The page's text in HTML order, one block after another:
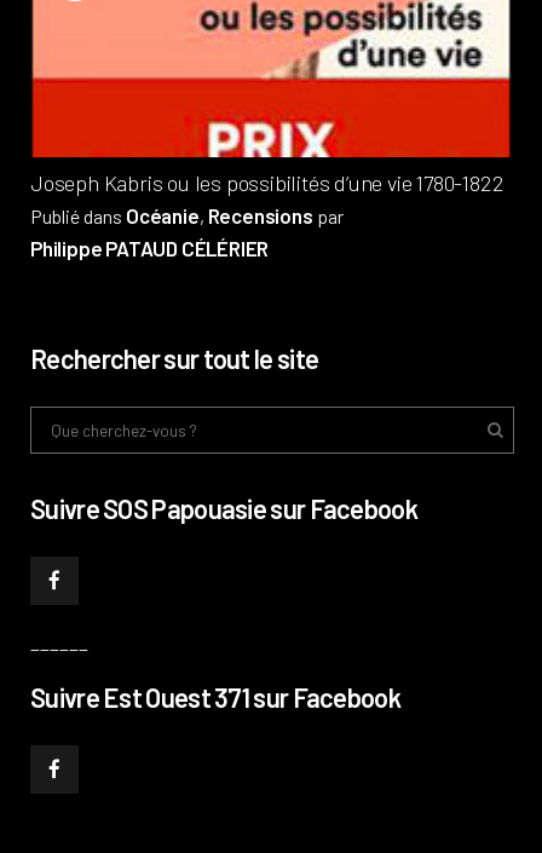
Joseph Kabris ou les possibilités d’une vie 1780-1822
Publié dans Océanie, Recensions par
Philippe PATAUD CÉLÉRIER
Rechercher sur tout le site
Suivre SOS Papouasie sur Facebook
Suivre Est Ouest 371 sur Facebook